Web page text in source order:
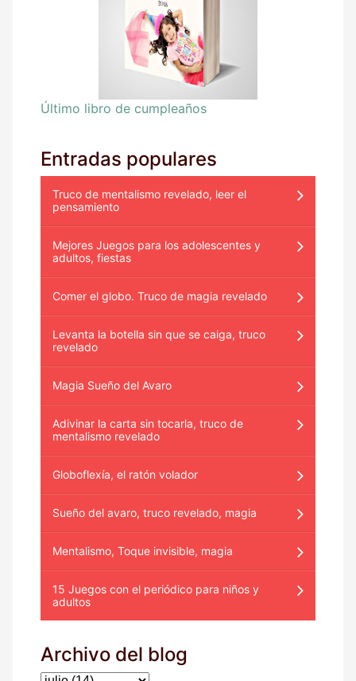
Último libro de cumpleaños
Entradas populares
Truco de mentalismo revelado, leer el
pensamiento
Mejores Juegos para los adolescentes y
adultos, fiestas
Comer el globo. Truco de magia revelado
Levanta la botella sin que se caiga, truco
revelado
Magia Sueño del Avaro
Adivinar la carta sin tocarla, truco de
mentalismo revelado
Globoflexía, el ratón volador
Sueño del avaro, truco revelado, magia
Mentalismo, Toque invisible, magia
15 Juegos con el periódico para niños y
adultos
Archivo del blog